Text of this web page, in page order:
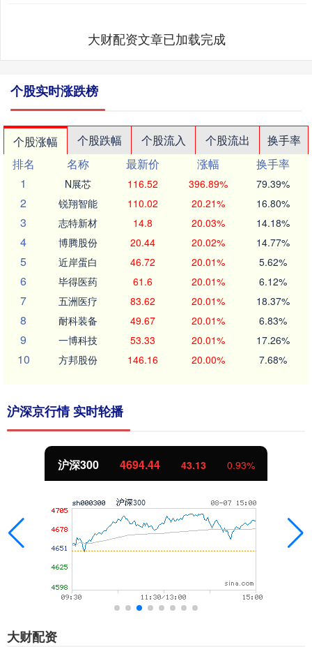
大财配资文章已加载完成
个股实时涨跌榜
个股涨幅 个股跌幅 个股流入 个股流出
换手率
排名
名称 最新价 涨幅
换手率
1
N展芯 116.52 396.89% 79.39%
2 锐翔智能 110.02 20.21% 16.80%
3 志特新材 14.8 20.03% 14.18%
4 博腾股份 20.44 20.02% 14.77%
5 近岸蛋白 46.72 20.01% 5.62%
6 毕得医药 61.6 20.01% 6.12%
7 五洲医疗 83.62 20.01% 18.37%
8 耐科装备 49.67 20.01% 6.83%
9 一博科技 53.33 20.01% 17.26%
10 方邦股份 146.16 20.00% 7.68%
沪深京行情 实时轮播
沪深300 4694.44 43.13 0.93%
大财配资